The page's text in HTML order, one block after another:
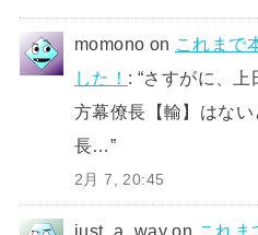
momono on これまで
した！ : “さすがに、上
方幕僚長【輸】はな
長…”
2月 7, 20:45
just_a_way on これま